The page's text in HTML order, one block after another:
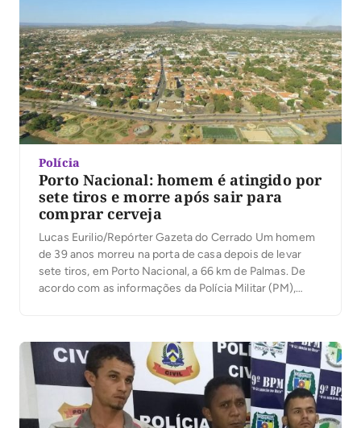
Polícia
Porto Nacional: homem é atingido por
sete tiros e morre após sair para
comprar cerveja
Lucas Eurilio/Repórter Gazeta do Cerrado Um homem
de 39 anos morreu na porta de casa depois de levar
sete tiros, em Porto Nacional, a 66 km de Palmas. De
acordo com as informações da Polícia Militar (PM),
segundo a […]